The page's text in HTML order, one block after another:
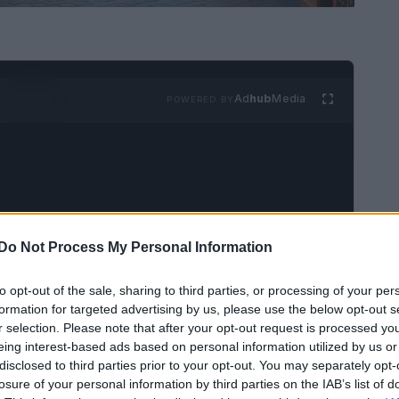
Do Not Process My Personal Information
opt-out of the sale, sharing to third parties, or processing of your
for targeted advertising by us, please use the below opt-out
selection. Please note that after your opt-out request is processed
interest-based ads based on personal information utilized by us
to third parties prior to your opt-out. You may separately
of your personal information by third parties on the IAB’s list of
AdhubMedia
di storia e fascino. Da metà novembre
si trasforma in unmagico paese delle
offrono prodotti artigianali, specialità